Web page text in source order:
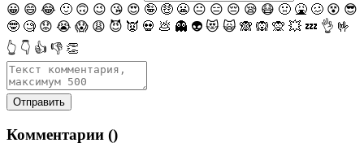
😀 😄 😂 🙂 🙃 😉 😘 😍 🤪 🤑 😬 😐 😑 😔 😪 😷 🤢 🤮 🥴 😵 😎
🤓 🧐 😟 😭 😱 😩 😈 👿 💀 💩 👻 👽 😻 🙀 🙈 🙉 🙊 💥 💤 👌 🤟
👆 👇 👍 👎 👏
Комментарии ()